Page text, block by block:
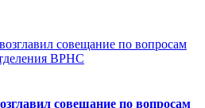
совещание по вопросам